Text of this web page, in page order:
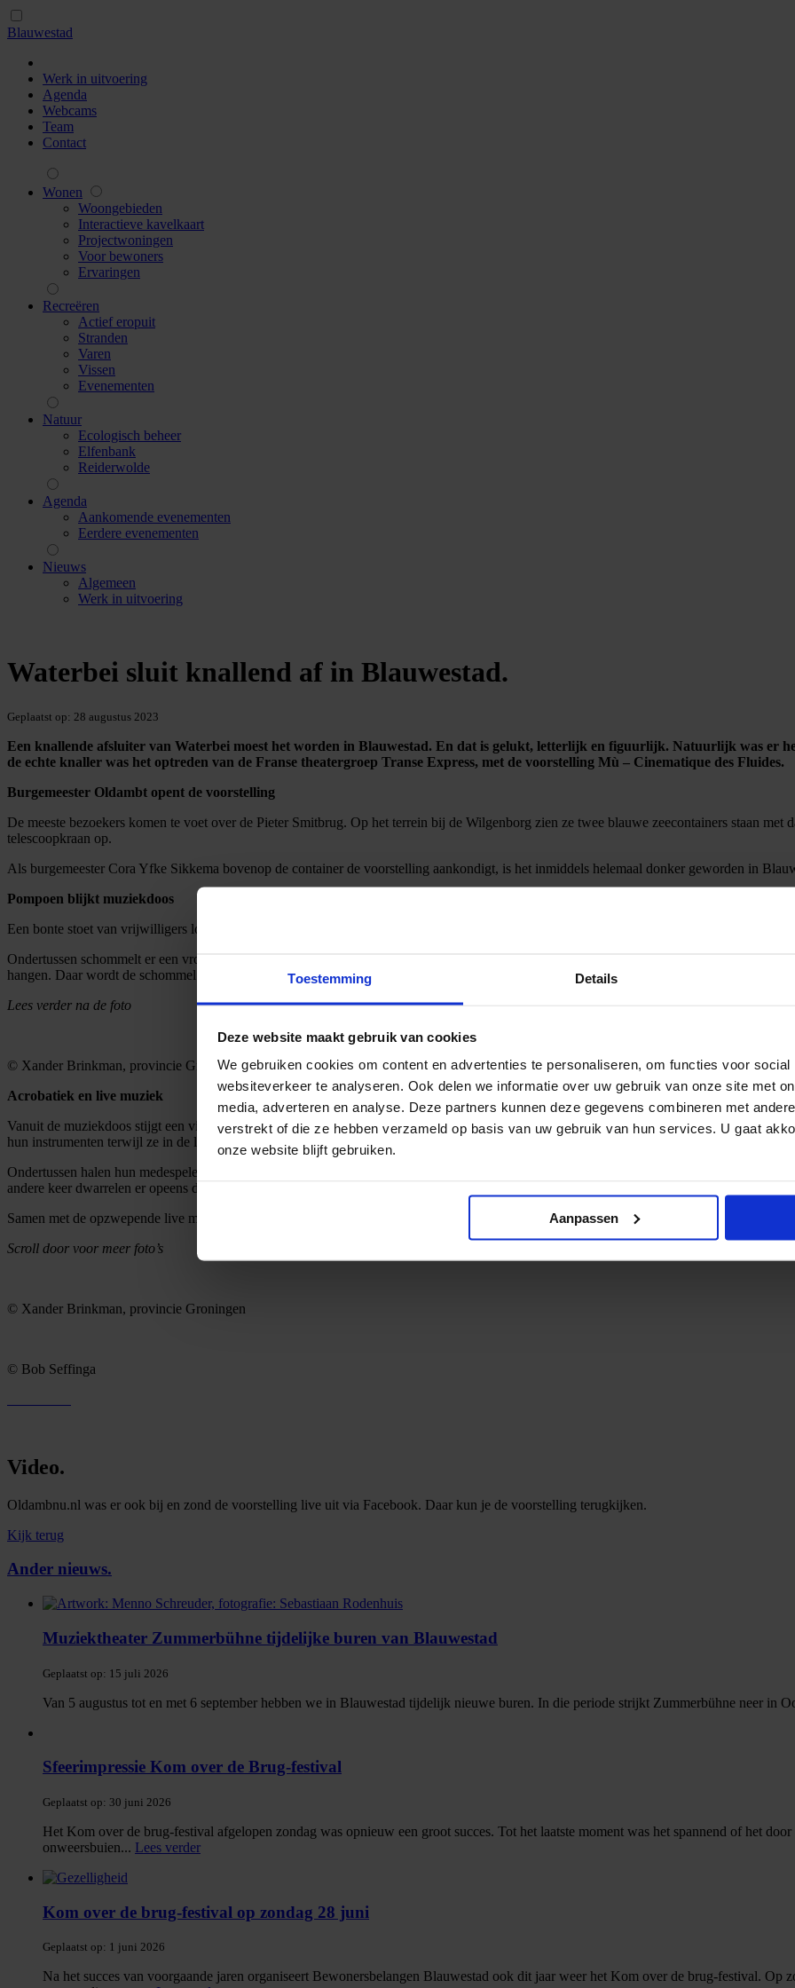
Toestemming Details
Deze website maakt gebruik van cookies
We gebruiken cookies om content en advertenties te personaliseren, om functies voor
websiteverkeer te analyseren. Ook delen we informatie over uw gebruik van onze site met
media, adverteren en analyse. Deze partners kunnen deze gegevens combineren met
verstrekt of die ze hebben verzameld op basis van uw gebruik van hun services. U gaat
onze website blijft gebruiken.
Aanpassen
Blauwestad
Werk in uitvoering
Agenda
Webcams
Team
Contact
Wonen
Woongebieden
Interactieve kavelkaart
Projectwoningen
Voor bewoners
Ervaringen
Recreëren
Actief eropuit
Stranden
Varen
Vissen
Evenementen
Natuur
Ecologisch beheer
Elfenbank
Reiderwolde
Agenda
Aankomende evenementen
Eerdere evenementen
Nieuws
Algemeen
Werk in uitvoering
Waterbei sluit knallend af in Blauwestad.
Geplaatst op: 28 augustus 2023
Een knallende afsluiter van Waterbei moest het worden in Blauwestad. En dat is gelukt, letterlijk en figuurlijk. Natuurlijk was er
de echte knaller was het optreden van de Franse theatergroep Transe Express, met de voorstelling Mù – Cinematique des Fluides.
Burgemeester Oldambt opent de voorstelling
De meeste bezoekers komen te voet over de Pieter Smitbrug. Op het terrein bij de Wilgenborg zien ze twee blauwe zeecontainers staan met
telescoopkraan op.
Als burgemeester Cora Yfke Sikkema bovenop de container de voorstelling aankondigt, is het inmiddels helemaal donker geworden in
Pompoen blijkt muziekdoos
Een bonte stoet van vrijwilligers loopt het terrein op. Ze houden stokken in de lucht met vissen, kikkervisjes en kwallen en worden
Ondertussen schommelt er een vrouw met roze hoed en gebloemde regenlaarzen hoog boven het publiek. Af en toe giet ze wat water uit
hangen. Daar wordt de schommel aan een mechanische stellage vastgemaakt. De pompoen ontpopt zich tot een wonderbaarlijke
Lees verder na de foto
© Xander Brinkman, provincie Groningen
Acrobatiek en live muziek
Vanuit de muziekdoos stijgt een vijfkoppige band omhoog: een saxofonist, trompettist, drummer, bassist en een toetsenist. Elk hebben ze
hun instrumenten terwijl ze in de lucht schommelen – het ziet er kunstig uit en het klinkt fantastisch.
Ondertussen halen hun medespelers de meest acrobatische toeren uit in de rondzwevende stellage erboven. Klimmend in touwen en in de
andere keer dwarrelen er opeens duizenden snippers naar beneden.
Samen met de opzwepende live muziek, de merkwaardige optocht op de grond en de prachtige lichteffecten is het een feest om naar te
Scroll door voor meer foto’s
© Xander Brinkman, provincie Groningen
© Bob Seffinga
Video.
Oldambnu.nl was er ook bij en zond de voorstelling live uit via Facebook. Daar kun je de voorstelling terugkijken.
Kijk terug
Ander nieuws.
Muziektheater Zummerbühne tijdelijke buren van Blauwestad
Geplaatst op: 15 juli 2026
Van 5 augustus tot en met 6 september hebben we in Blauwestad tijdelijk nieuwe buren. In die periode strijkt Zummerbühne neer in
Sfeerimpressie Kom over de Brug-festival
Geplaatst op: 30 juni 2026
Het Kom over de brug-festival afgelopen zondag was opnieuw een groot succes. Tot het laatste moment was het spannend of het
onweersbuien... Lees verder
Kom over de brug-festival op zondag 28 juni
Geplaatst op: 1 juni 2026
Na het succes van voorgaande jaren organiseert Bewonersbelangen Blauwestad ook dit jaar weer het Kom over de brug-festival.